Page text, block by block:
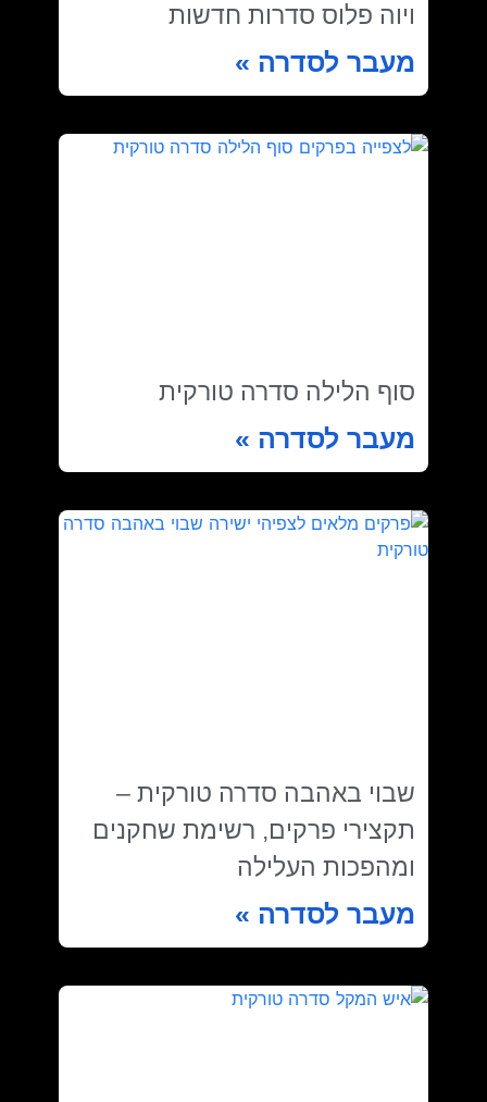
ויוה פלוס סדרות חדשות
מעבר לסדרה »
סוף הלילה סדרה טורקית
מעבר לסדרה »
שבוי באהבה סדרה טורקית –
תקצירי פרקים, רשימת שחקנים
ומהפכות העלילה
מעבר לסדרה »